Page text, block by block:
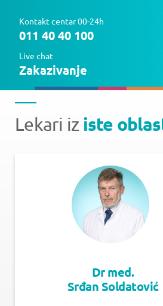
Kontakt centar 00-24h
011 40 40 100
Live chat
Zakazivanje
Lekari iz iste
Dr med.
Srđan Soldatović